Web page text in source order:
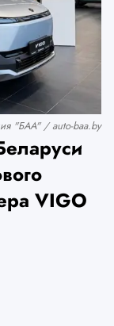
"БАА" / auto-baa.by
VIGO